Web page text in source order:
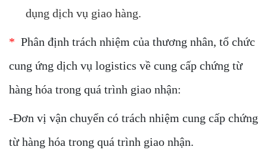
dụng dịch vụ giao hàng.
* Phân định trách nhiệm của thương nhân, tổ chức
cung ứng dịch vụ logistics về cung cấp chứng từ
hàng hóa trong quá trình giao nhận:
-Đơn vị vận chuyển có trách nhiệm cung cấp chứng
từ hàng hóa trong quá trình giao nhận.